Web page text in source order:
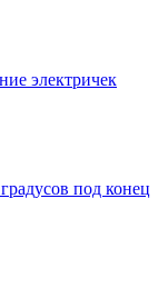
электричек
под конец